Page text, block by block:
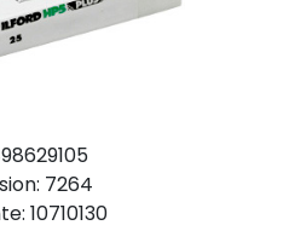
7264
10710130